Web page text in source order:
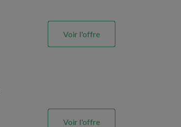
Voir l'offre
Voir l'offre